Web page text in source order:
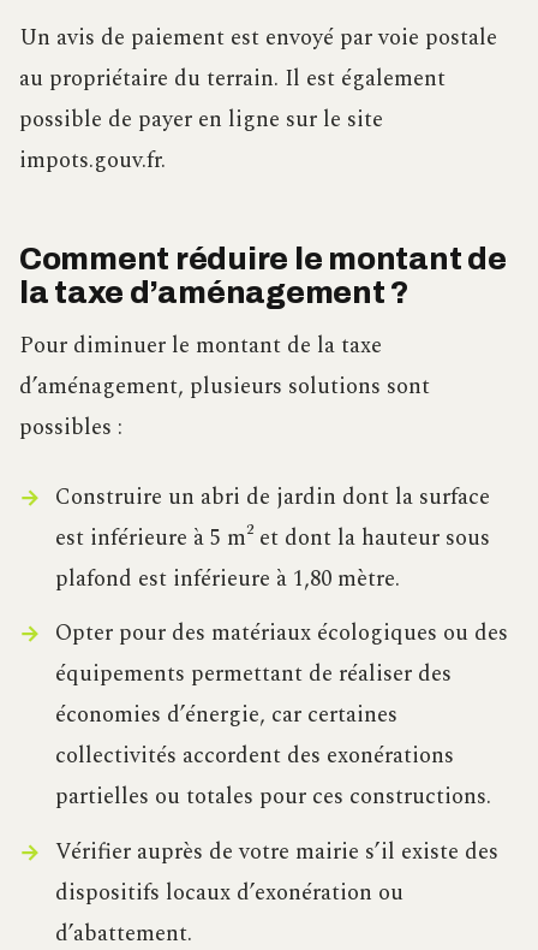
Un avis de paiement est envoyé par voie postale
au propriétaire du terrain. Il est également
possible de payer en ligne sur le site
impots.gouv.fr.
Comment réduire le montant de
la taxe d’aménagement ?
Pour diminuer le montant de la taxe
d’aménagement, plusieurs solutions sont
possibles :
Construire un abri de jardin dont la surface
est inférieure à 5 m² et dont la hauteur sous
plafond est inférieure à 1,80 mètre.
Opter pour des matériaux écologiques ou des
équipements permettant de réaliser des
économies d’énergie, car certaines
collectivités accordent des exonérations
partielles ou totales pour ces constructions.
Vérifier auprès de votre mairie s’il existe des
dispositifs locaux d’exonération ou
d’abattement.